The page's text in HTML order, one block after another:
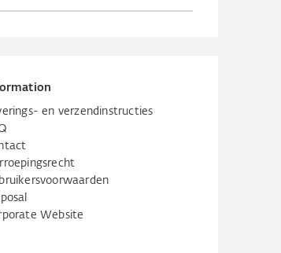
en verzendinstructies
Website